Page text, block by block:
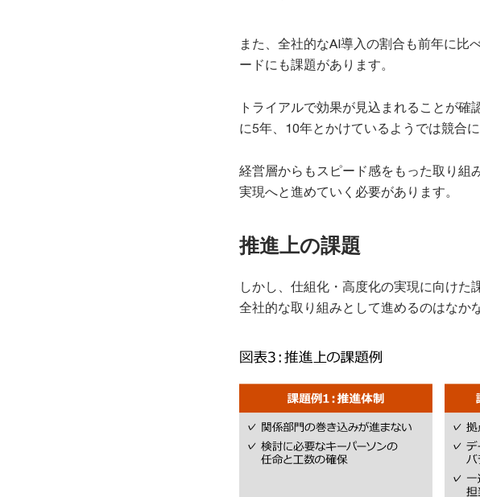
また、全社的なAI導入の割合も前年に比
ードにも課題があります。
トライアルで効果が見込まれることが
に5年、10年とかけているようでは競合
経営層からもスピード感をもった取り組
実現へと進めていく必要があります。
推進上の課題
しかし、仕組化・高度化の実現に向けた
全社的な取り組みとして進めるのはなか